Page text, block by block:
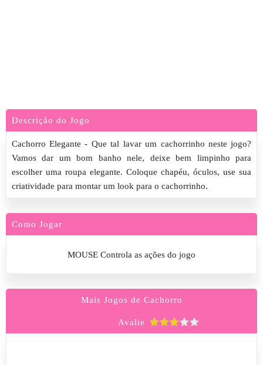
Descrição do Jogo
Cachorro Elegante - Que tal lavar um cachorrinho neste jogo?
Vamos dar um bom banho nele, deixe bem limpinho para
escolher uma roupa elegante. Coloque chapéu, óculos, use sua
criatividade para montar um look para o cachorrinho.
Como Jogar
MOUSE Controla as ações do jogo
Mais Jogos de Cachorro
Avalie